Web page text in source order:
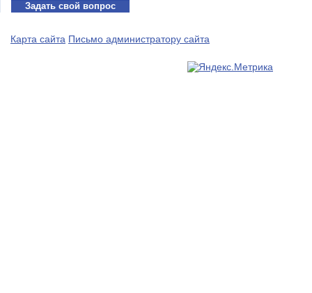
Задать свой вопрос
Карта сайта Письмо администратору сайта